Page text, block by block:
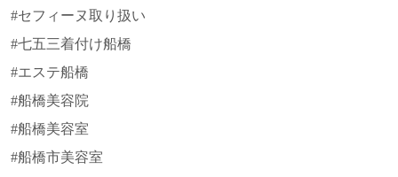
#セフィーヌ取り扱い
#七五三着付け船橋
#エステ船橋
#船橋美容院
#船橋美容室
#船橋市美容室